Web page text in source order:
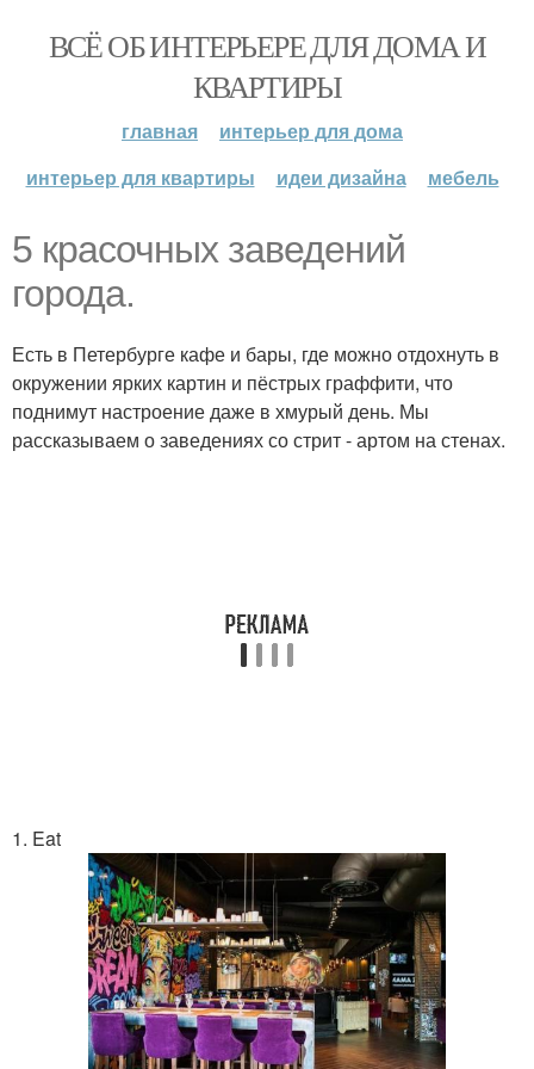
ВСЁ ОБ ИНТЕРЬЕРЕ ДЛЯ ДОМА И
КВАРТИРЫ
главная
интерьер для дома
интерьер для квартиры
идеи дизайна мебель
5 красочных заведений
города.
Есть в Петербурге кафе и бары, где можно отдохнуть в
окружении ярких картин и пёстрых граффити, что
поднимут настроение даже в хмурый день. Мы
рассказываем о заведениях со стрит - артом на стенах.
1. Eat